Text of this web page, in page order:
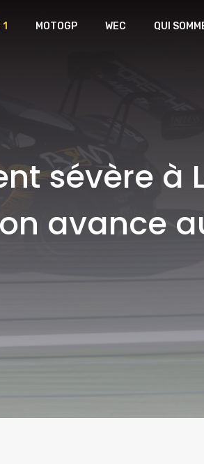
MOTOGP WEC QUI
sévère à
avance